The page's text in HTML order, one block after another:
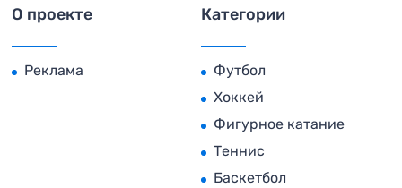
О проекте
Реклама
Категории
Футбол
Хоккей
Фигурное катание
Теннис
Баскетбол